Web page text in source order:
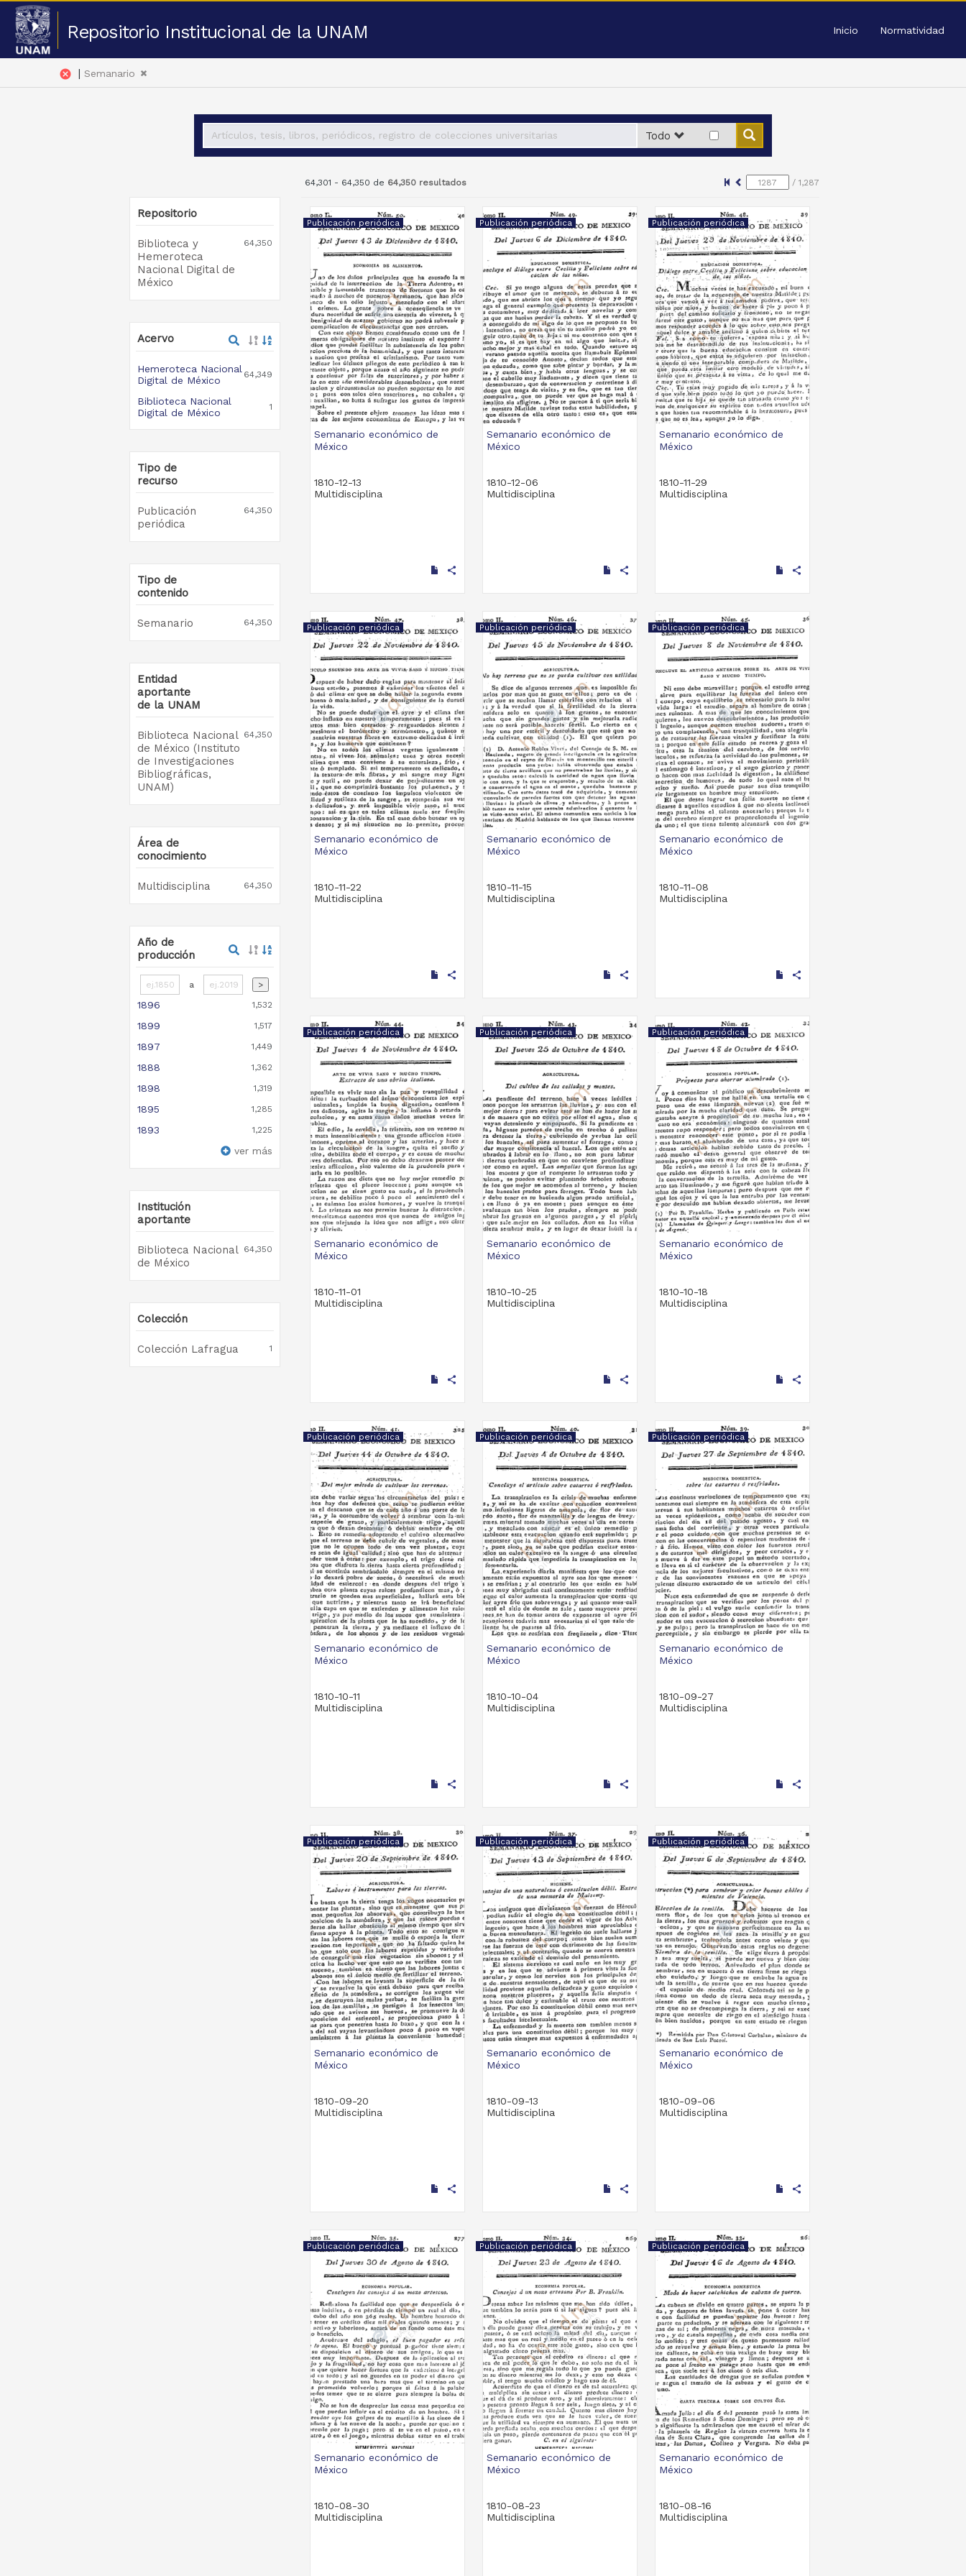
Repositorio Institucional de la UNAM Inicio Normatividad
Todo
cancel | Semanario
Repositorio
Biblioteca y
Hemeroteca
Nacional Digital de
México
64,350
Acervo
Hemeroteca Nacional
Digital de México
64,349
Biblioteca Nacional
Digital de México
1
Tipo de
recurso
Publicación
periódica
64,350
Tipo de
contenido
Semanario 64,350
Entidad
aportante
de la UNAM
Biblioteca Nacional
de México (Instituto
de Investigaciones
Bibliográficas,
UNAM)
64,350
Área de
conocimiento
Multidisciplina 64,350
Año de
producción
a >
1896 1,532
1899 1,517
1897 1,449
1888 1,362
1898 1,319
1895 1,285
1893 1,225
ver más
Institución
aportante
Biblioteca Nacional
de México
64,350
Colección
Colección Lafragua 1
64,301 - 64,350 de 64,350 resultados / 1,287
Publicación periódica
Semanario económico de
México
1810-12-13
Multidisciplina
share
Publicación periódica
Semanario económico de
México
1810-12-06
Multidisciplina
share
Publicación periódica
Semanario económico de
México
1810-11-29
Multidisciplina
share
Publicación periódica
Semanario económico de
México
1810-11-22
Multidisciplina
share
Publicación periódica
Semanario económico de
México
1810-11-15
Multidisciplina
share
Publicación periódica
Semanario económico de
México
1810-11-08
Multidisciplina
share
Publicación periódica
Semanario económico de
México
1810-11-01
Multidisciplina
share
Publicación periódica
Semanario económico de
México
1810-10-25
Multidisciplina
share
Publicación periódica
Semanario económico de
México
1810-10-18
Multidisciplina
share
Publicación periódica
Semanario económico de
México
1810-10-11
Multidisciplina
share
Publicación periódica
Semanario económico de
México
1810-10-04
Multidisciplina
share
Publicación periódica
Semanario económico de
México
1810-09-27
Multidisciplina
share
Publicación periódica
Semanario económico de
México
1810-09-20
Multidisciplina
share
Publicación periódica
Semanario económico de
México
1810-09-13
Multidisciplina
share
Publicación periódica
Semanario económico de
México
1810-09-06
Multidisciplina
share
Publicación periódica
Semanario económico de
México
1810-08-30
Multidisciplina
Publicación periódica
Semanario económico de
México
1810-08-23
Multidisciplina
Publicación periódica
Semanario económico de
México
1810-08-16
Multidisciplina